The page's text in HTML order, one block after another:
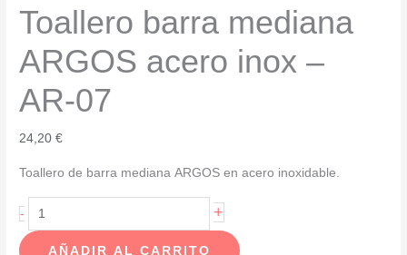
Toallero barra mediana
ARGOS acero inox –
AR-07
24,20€
Toallero de barra mediana ARGOS en acero inoxidable.
-
Toallero
barra
+
AÑADIR AL CARRITO